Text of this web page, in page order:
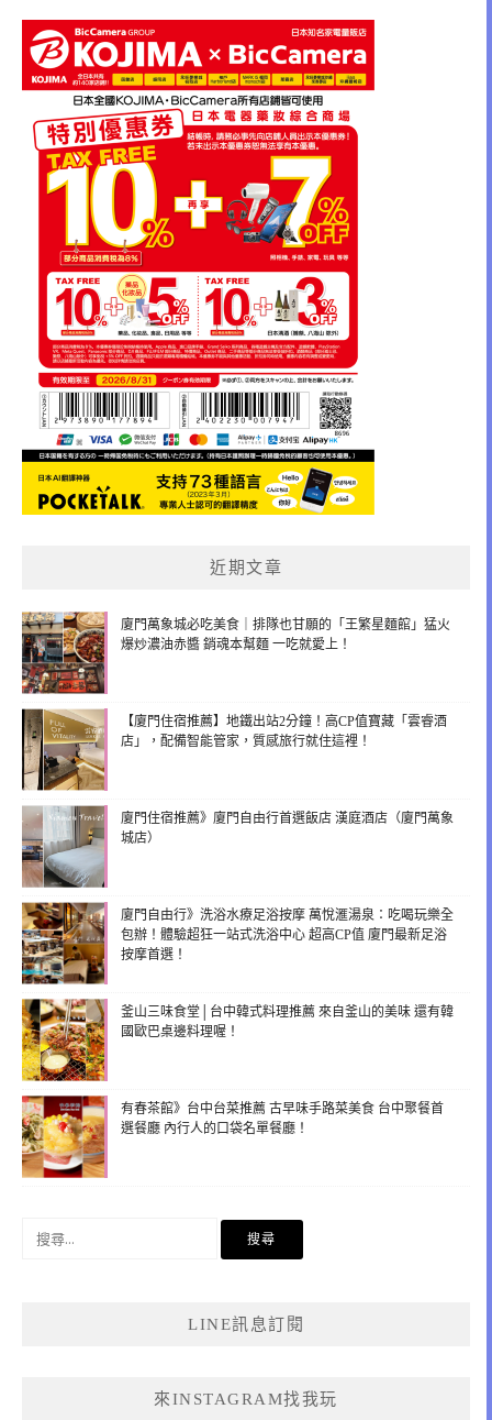
近期文章
廈門萬象城必吃美食｜排隊也甘願的「王繁星麵館」猛火
爆炒濃油赤醬 銷魂本幫麵 一吃就愛上！
【廈門住宿推薦】地鐵出站2分鐘！高CP值寶藏「雲睿酒
店」，配備智能管家，質感旅行就住這裡！
廈門住宿推薦》廈門自由行首選飯店 漢庭酒店（廈門萬象
城店）
廈門自由行》洗浴水療足浴按摩 萬悅滙湯泉：吃喝玩樂全
包辦！體驗超狂一站式洗浴中心 超高CP值 廈門最新足浴
按摩首選！
釜山三味食堂│台中韓式料理推薦 來自釜山的美味 還有韓
國歐巴桌邊料理喔！
有春茶館》台中台菜推薦 古早味手路菜美食 台中聚餐首
選餐廳 內行人的口袋名單餐廳！
LINE訊息訂閱
來INSTAGRAM找我玩